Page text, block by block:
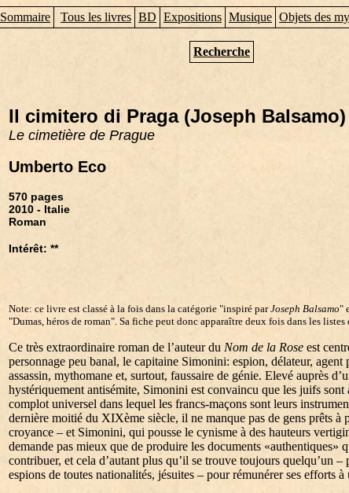
Sommaire Tous les livres BD Expositions Musique Objets des
Recherche
Il cimitero di Praga (Joseph Balsamo)
Le cimetière de Prague
Umberto Eco
570 pages
2010 - Italie
Roman
Intérêt: **
Note: ce livre est classé à la fois dans la catégorie "inspiré parJoseph Balsamo"
"Dumas, héros de roman". Sa fiche peut donc apparaître deux fois dans les listes
Ce très extraordinaire roman de l’auteur du Nom de la Rose est
personnage peu banal, le capitaine Simonini: espion, délateur, agent
assassin, mythomane et, surtout, faussaire de génie. Elevé auprès
hystériquement antisémite, Simonini est convaincu que les juifs sont
complot universel dans lequel les francs-maçons sont leurs
dernière moitié du XIXème siècle, il ne manque pas de gens prêts à
croyance – et Simonini, qui pousse le cynisme à des hauteurs
demande pas mieux que de produire les documents «authentiques»
contribuer, et cela d’autant plus qu’il se trouve toujours quelqu’un –
espions de toutes nationalités, jésuites – pour rémunérer ses efforts